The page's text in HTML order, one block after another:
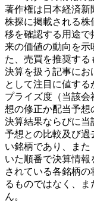
著作権は日本経済新
株探に掲載される株
移を確認する用途で
来の価値の動向を示
た、売買を推奨する
決算を扱う記事にお
として注目に値す
プライズ度（当該
想の修正か配当予想
決算結果ならびに当
予想との比較及び過
い銘柄であり、ま
いた順番で決算情
されている各銘柄
るものではなく、
ん。